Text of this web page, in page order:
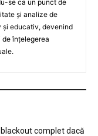
se ca un punct de
și analize de
și educativ, devenind
înțelegerea
complet dacă